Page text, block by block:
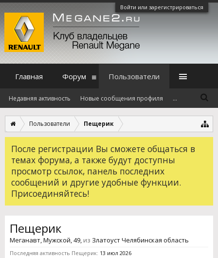
Войти или зарегистрироваться
Пользователи Пещерик
После регистрации Вы сможете общаться в
темах форума, а также будут доступны
просмотр ссылок, панель последних
сообщений и другие удобные функции.
Присоединяйтесь!
Пещерик
Меганавт, Мужской, 49, из Златоуст Челябинская область
Последняя активность Пещерик: 13 июл 2026
Главная Форум Пользователи
Недавняя активность Новые сообщения профиля ...